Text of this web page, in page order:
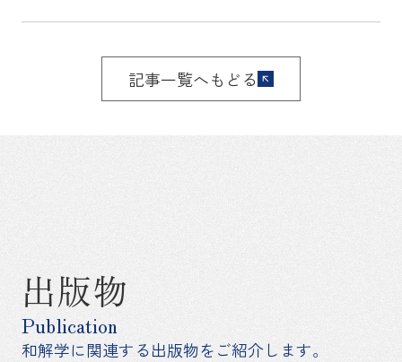
記事一覧へもどる
出版物
Publication
和解学に関連する出版物をご紹介します。